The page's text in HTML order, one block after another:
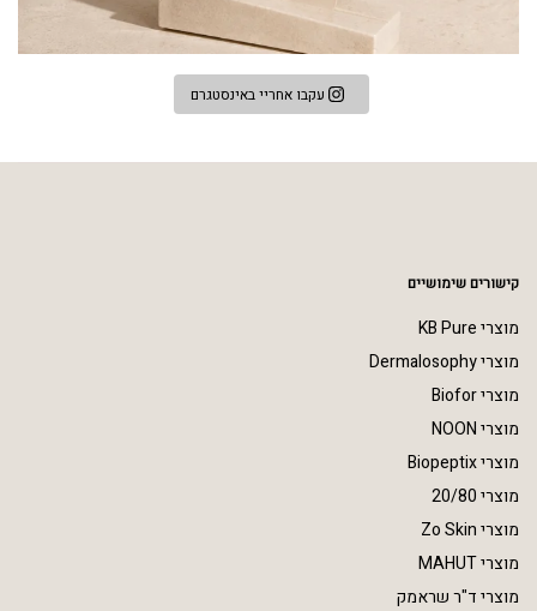
עקבו אחריי באינסטגרם
קישורים שימושיים
מוצרי KB Pure
מוצרי Dermalosophy
מוצרי Biofor
מוצרי NOON
מוצרי Biopeptix
מוצרי 20/80
מוצרי Zo Skin
מוצרי MAHUT
מוצרי ד"ר שראמק